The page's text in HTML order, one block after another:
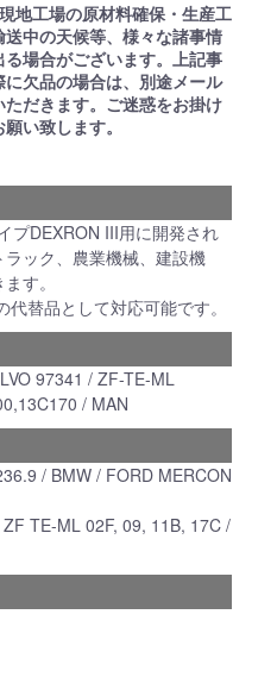
地工場の原材料確保・生産工
中の天候等、様々な諸事情
場合がございます。上記事
欠品の場合は、別途メール
だきます。ご迷惑をお掛け
い致します。
プDEXRON III用に開発され
ック、農業機械、建設機
す。
替品として対応可能です。
97341 / ZF-TE-ML
/ MAN
/ BMW / FORD MERCON
TE-ML 02F, 09, 11B, 17C /